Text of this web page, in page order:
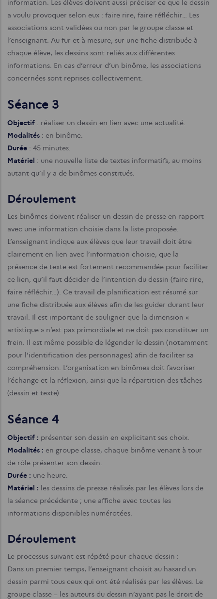
information. Les élèves doivent aussi préciser ce que le dessin
a voulu provoquer selon eux : faire rire, faire réfléchir… Les
associations sont validées ou non par le groupe classe et
l’enseignant. Au fur et à mesure, sur une fiche distribuée à
chaque élève, les dessins sont reliés aux différentes
informations. En cas d’erreur d’un binôme, les associations
concernées sont reprises collectivement.
Séance 3
Objectif : réaliser un dessin en lien avec une actualité.
Modalités : en binôme.
Durée : 45 minutes.
Matériel : une nouvelle liste de textes informatifs, au moins
autant qu’il y a de binômes constitués.
Déroulement
Les binômes doivent réaliser un dessin de presse en rapport
avec une information choisie dans la liste proposée.
L’enseignant indique aux élèves que leur travail doit être
clairement en lien avec l’information choisie, que la
présence de texte est fortement recommandée pour faciliter
ce lien, qu’il faut décider de l’intention du dessin (faire rire,
faire réfléchir…). Ce travail de planification est résumé sur
une fiche distribuée aux élèves afin de les guider durant leur
travail. Il est important de souligner que la dimension «
artistique » n’est pas primordiale et ne doit pas constituer un
frein. Il est même possible de légender le dessin (notamment
pour l’identification des personnages) afin de faciliter sa
compréhension. L’organisation en binômes doit favoriser
l’échange et la réflexion, ainsi que la répartition des tâches
(dessin et texte).
Séance 4
Objectif : présenter son dessin en explicitant ses choix.
Modalités : en groupe classe, chaque binôme venant à tour
de rôle présenter son dessin.
Durée : une heure.
Matériel : les dessins de presse réalisés par les élèves lors de
la séance précédente ; une affiche avec toutes les
informations disponibles numérotées.
Déroulement
Le processus suivant est répété pour chaque dessin :
Dans un premier temps, l’enseignant choisit au hasard un
dessin parmi tous ceux qui ont été réalisés par les élèves. Le
groupe classe – les auteurs du dessin n’ayant pas le droit de